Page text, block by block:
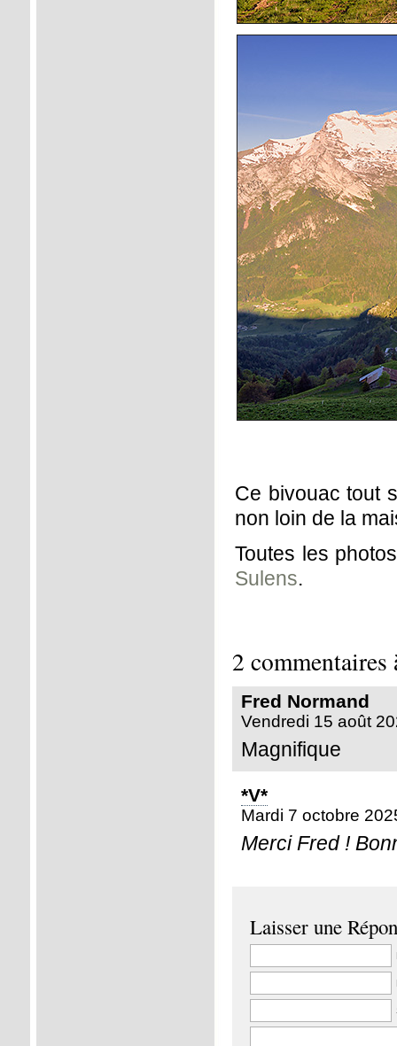
Ce bivouac tout
non loin de la
Toutes les
Sulens.
2
Fred Normand
Vendredi 15 août
Magnifique
*V*
Mardi 7 octobre
Merci Fred !
Laisser une